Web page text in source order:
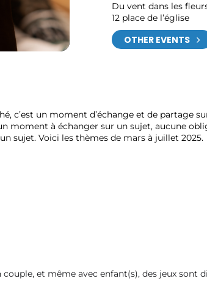
Du vent dans les
12 place de l’église
OTHER EVENTS
c’est un moment d’échange et de partage
moment à échanger sur un sujet, aucune
sujet. Voici les thèmes de mars à juillet 2025.
couple, et même avec enfant(s), des jeux sont